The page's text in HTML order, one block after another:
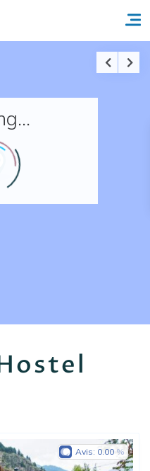
Avis: 0.00